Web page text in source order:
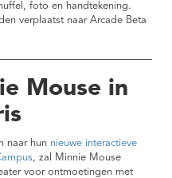
foto en handtekening.
verplaatst naar Arcade Beta
Mouse in
naar hun nieuwe interactieve
, zal Minnie Mouse
voor ontmoetingen met